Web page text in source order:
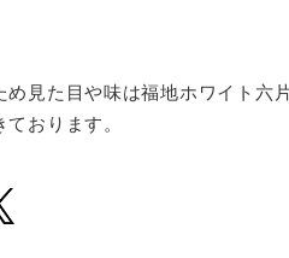
見た目や味は福地ホワイト六
おります。